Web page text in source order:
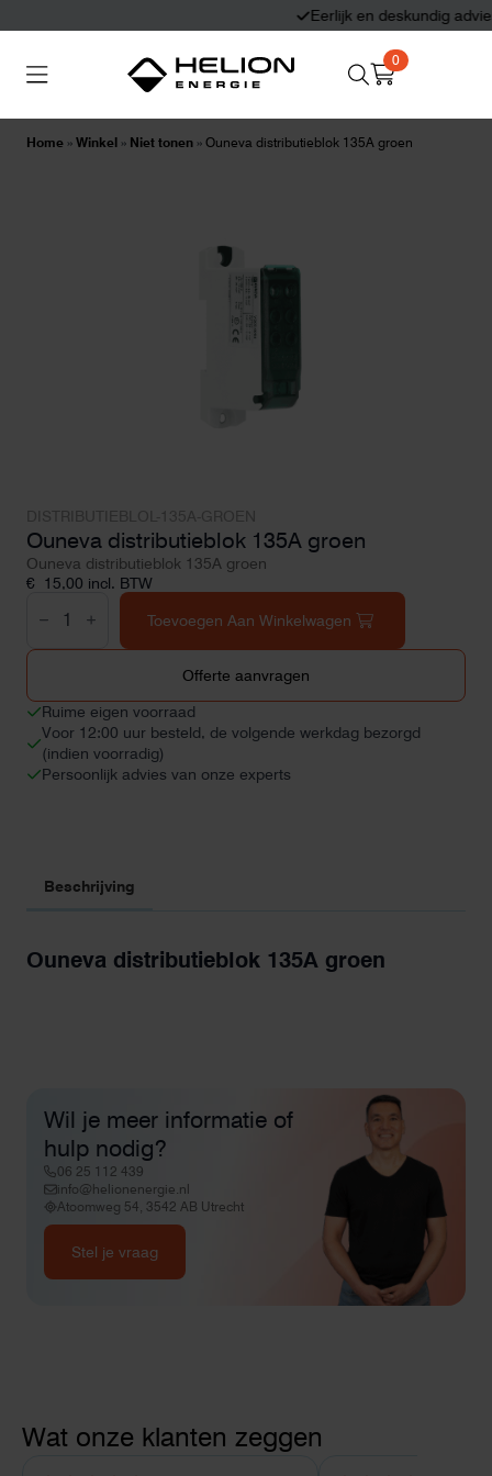
Eerlijk en deskundig advies
0
Home » Winkel » Niet tonen » Ouneva distributieblok 135A groen
Ouneva distributieblok 135A groen
Ouneva distributieblok 135A groen
€ 15,00 incl. BTW
distributieblok
groen
Toevoegen Aan Winkelwagen
Offerte aanvragen
Ruime eigen voorraad
Voor 12:00 uur besteld, de volgende werkdag bezorgd
(indien voorradig)
Persoonlijk advies van onze experts
Beschrijving
Ouneva distributieblok 135A groen
Wil je meer informatie of
hulp nodig?
06 25 112 439
info@helionenergie.nl
Atoomweg 54, 3542 AB Utrecht
Stel je vraag
Wat onze klanten zeggen
Thuisbatterijen Zonnepanelen